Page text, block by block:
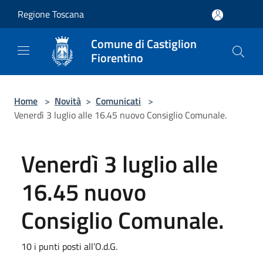
Regione Toscana
Comune di Castiglion
Fiorentino
Home > Novità > Comunicati >
Venerdì 3 luglio alle 16.45 nuovo Consiglio Comunale.
Venerdì 3 luglio alle
16.45 nuovo
Consiglio Comunale.
10 i punti posti all’O.d.G.